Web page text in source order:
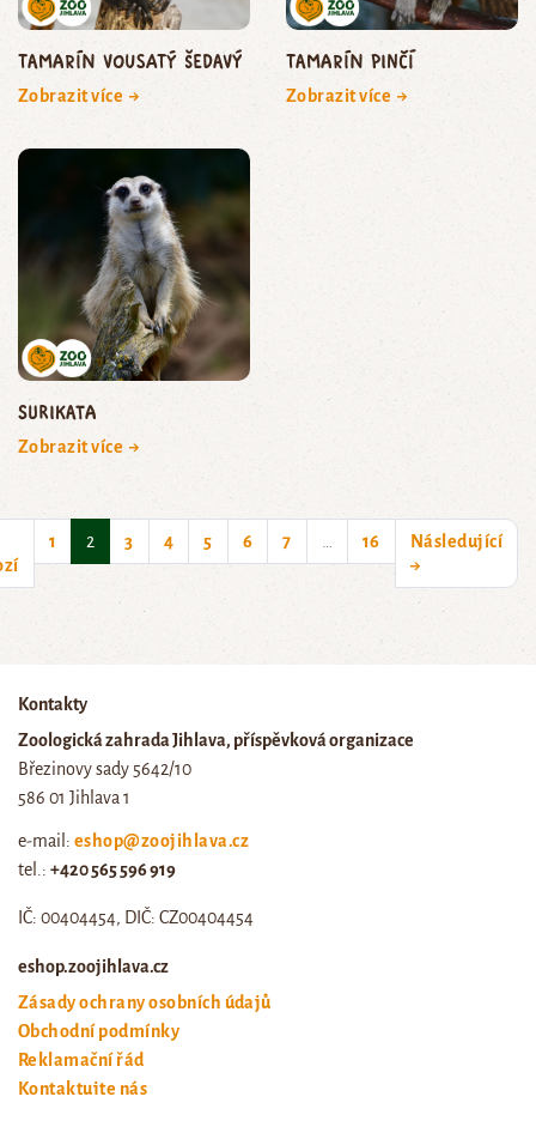
Tamarín vousatý šedavý
Zobrazit více →
tamarín pinčí
Zobrazit více →
surikata
Zobrazit více →
1 2 (current)
3 4 5 6 7 16
Následující
→
Kontakty
Zoologická zahrada Jihlava, příspěvková organizace
Březinovy sady 5642/10
586 01 Jihlava 1
e-mail: eshop@zoojihlava.cz
tel.: +420 565 596 919
IČ: 00404454, DIČ: CZ00404454
eshop.zoojihlava.cz
Zásady ochrany osobních údajů
Obchodní podmínky
Reklamační řád
Kontaktujte nás